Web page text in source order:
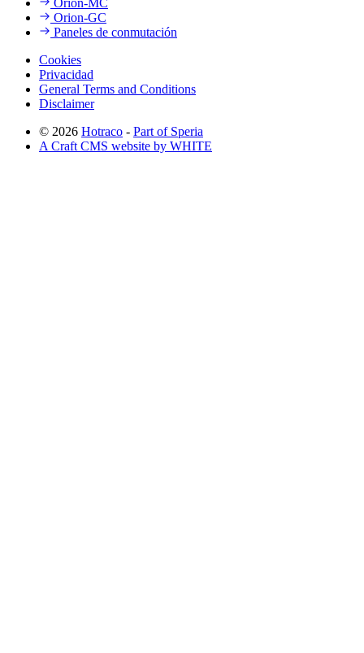
Orion-MC
Orion-GC
Paneles de conmutación
Cookies
Privacidad
General Terms and Conditions
Disclaimer
© 2026 Hotraco - Part of Speria
A Craft CMS website by WHITE